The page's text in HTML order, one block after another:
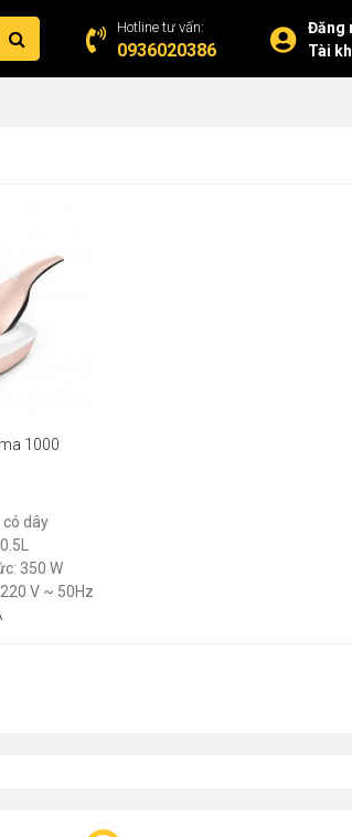
Hotline tư vấn:
0936020386
Đăng
Tài
1000
có dây
350 W
V ~ 50Hz